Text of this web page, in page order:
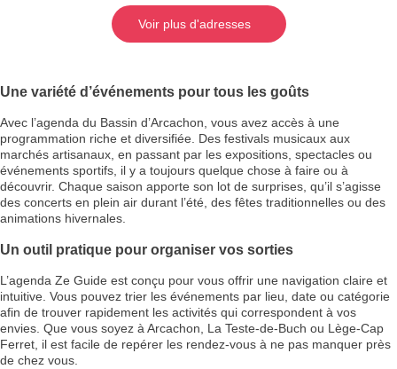
Voir plus d'adresses
Une variété d’événements pour tous les goûts
Avec l’agenda du Bassin d’Arcachon, vous avez accès à une
programmation riche et diversifiée. Des festivals musicaux aux
marchés artisanaux, en passant par les expositions, spectacles ou
événements sportifs, il y a toujours quelque chose à faire ou à
découvrir. Chaque saison apporte son lot de surprises, qu’il s’agisse
des concerts en plein air durant l’été, des fêtes traditionnelles ou des
animations hivernales.
Un outil pratique pour organiser vos sorties
L’agenda Ze Guide est conçu pour vous offrir une navigation claire et
intuitive. Vous pouvez trier les événements par lieu, date ou catégorie
afin de trouver rapidement les activités qui correspondent à vos
envies. Que vous soyez à Arcachon, La Teste-de-Buch ou Lège-Cap
Ferret, il est facile de repérer les rendez-vous à ne pas manquer près
de chez vous.